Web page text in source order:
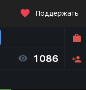
Поддержать
1086